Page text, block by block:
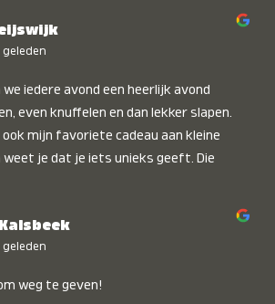
geleden
we iedere avond een heerlijk avond
even knuffelen en dan lekker slapen.
ook mijn favoriete cadeau aan kleine
weet je dat je iets unieks geeft. Die
geleden
weg te geven!